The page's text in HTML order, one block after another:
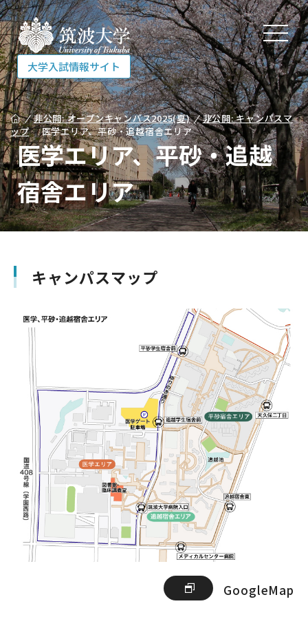
大学入試情報サイト
大学入試情報サイト
入試を知る
受験する
大学を知る
高校教員の方ENGLISH 筑波大学 大学院入試 アクセス
非公開: オープンキャンパス2025(夏)
非公開: キャンパスマ
ップ
医学エリア、平砂・追越宿舎エリア
医学エリア、平砂・追越
宿舎エリア
キャンパスマップ
GoogleMap